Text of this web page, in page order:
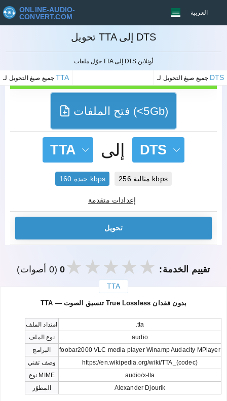
ONLINE-AUDIO-
CONVERT.COM
العربية
تحويل TTA إلى DTS
حوّل ملفات TTA إلى DTS أونلاين
جميع صيغ التحويل لـTTA DTS
إلغاء
فتح الملفات (<5Gb)
TTA إلى DTS
جيدة 160 kbps مثالية 256 kbps
إعدادات متقدمة
تحويل
تقييم الخدمة: 0(0 أصوات)
TTA
TTA — تنسيق الصوت True Lossless بدون فقدان
امتداد الملف
.tta
نوع الملف
audio
البرامج
foobar2000 VLC media player Winamp Audacity MPlayer
وصف تقني
https://en.wikipedia.org/wiki/TTA_(codec)
نوع MIME
audio/x-tta
المطوّر
Alexander Djourik